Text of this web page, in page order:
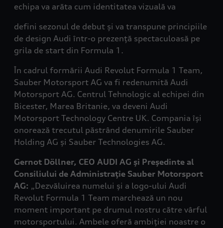
echipa va arăta cum identitatea vizuală va
defini sezonul de debut și va transpune principiile
de design Audi într-o prezență spectaculoasă pe
grila de start din Formula 1.
În cadrul formării Audi Revolut Formula 1 Team,
Sauber Motorsport AG va fi redenumită Audi
Motorsport AG. Centrul Tehnologic al echipei din
Bicester, Marea Britanie, va deveni Audi
Motorsport Technology Centre UK. Compania își
onorează trecutul păstrând denumirile Sauber
Holding AG și Sauber Technologies AG.
Gernot Döllner, CEO AUDI AG și Președinte al
Consiliului de Administrație Sauber Motorsport
AG: „Dezvăluirea numelui și a logo-ului Audi
Revolut Formula 1 Team marchează un nou
moment important pe drumul nostru către vârful
motorsportului. Ambele oferă ambiției noastre o